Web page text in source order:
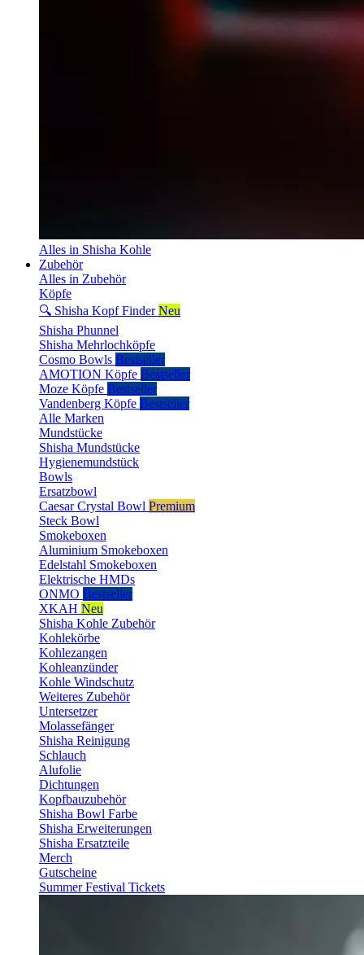
Alles in Shisha Kohle
Zubehör
Alles in Zubehör
Köpfe
🔍 Shisha Kopf Finder Neu
Shisha Phunnel
Shisha Mehrlochköpfe
Cosmo Bowls Bestseller
AMOTION Köpfe Bestseller
Moze Köpfe Bestseller
Vandenberg Köpfe Bestseller
Alle Marken
Mundstücke
Shisha Mundstücke
Hygienemundstück
Bowls
Ersatzbowl
Caesar Crystal Bowl Premium
Steck Bowl
Smokeboxen
Aluminium Smokeboxen
Edelstahl Smokeboxen
Elektrische HMDs
ONMO Bestseller
XKAH Neu
Shisha Kohle Zubehör
Kohlekörbe
Kohlezangen
Kohleanzünder
Kohle Windschutz
Weiteres Zubehör
Untersetzer
Molassefänger
Shisha Reinigung
Schlauch
Alufolie
Dichtungen
Kopfbauzubehör
Shisha Bowl Farbe
Shisha Erweiterungen
Shisha Ersatzteile
Merch
Gutscheine
Summer Festival Tickets